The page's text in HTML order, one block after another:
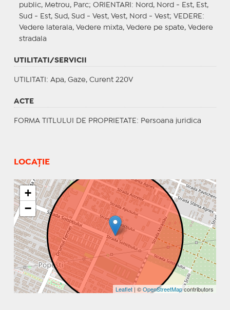
public, Metrou, Parc; ORIENTARI : Nord, Nord - Est, Est,
Sud - Est, Sud, Sud - Vest, Vest, Nord - Vest; VEDERE :
Vedere laterala, Vedere mixta, Vedere pe spate, Vedere
stradala
UTILITATI/SERVICII
UTILITATI : Apa, Gaze, Curent 220V
ACTE
FORMA TITLULUI DE PROPRIETATE : Persoana juridica
LOCAȚIE
+
−
Leaflet | ©OpenStreetMapcontributors